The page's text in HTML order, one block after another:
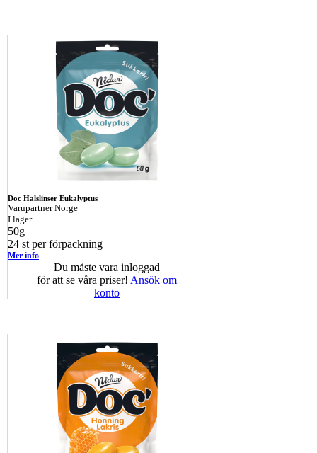
Doc Halslinser Eukalyptus
Varupartner Norge
I lager
50g
24 st per förpackning
Mer info
Du måste vara inloggad
för att se våra priser! Ansök om
konto